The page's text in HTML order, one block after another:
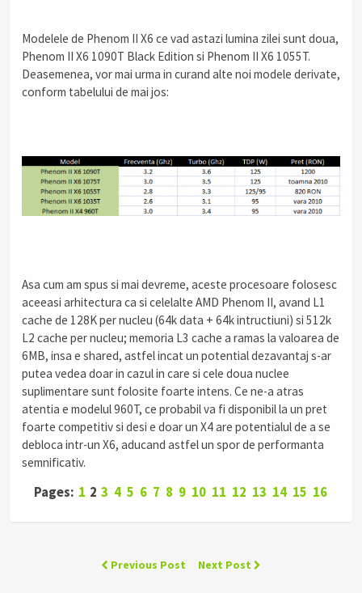
Modelele de Phenom II X6 ce vad astazi lumina zilei sunt doua,
Phenom II X6 1090T Black Edition si Phenom II X6 1055T.
Deasemenea, vor mai urma in curand alte noi modele derivate,
conform tabelului de mai jos:
Asa cum am spus si mai devreme, aceste procesoare folosesc
aceeasi arhitectura ca si celelalte AMD Phenom II, avand L1
cache de 128K per nucleu (64k data + 64k intructiuni) si 512k
L2 cache per nucleu; memoria L3 cache a ramas la valoarea de
6MB, insa e shared, astfel incat un potential dezavantaj s-ar
putea vedea doar in cazul in care si cele doua nuclee
suplimentare sunt folosite foarte intens. Ce ne-a atras
atentia e modelul 960T, ce probabil va fi disponibil la un pret
foarte competitiv si desi e doar un X4 are potentialul de a se
debloca intr-un X6, aducand astfel un spor de performanta
semnificativ.
Pages: 1 2 3 4 5 6 7 8 9 10 11 12 13 14 15 16
Previous Post Next Post